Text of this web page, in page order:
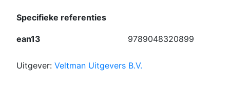
Specifieke referenties
ean13 9789048320899
Uitgever: Veltman Uitgevers B.V.